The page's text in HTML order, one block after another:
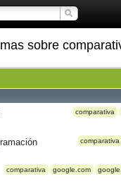
sobre
comparativa
comparativa
comparativa google.com